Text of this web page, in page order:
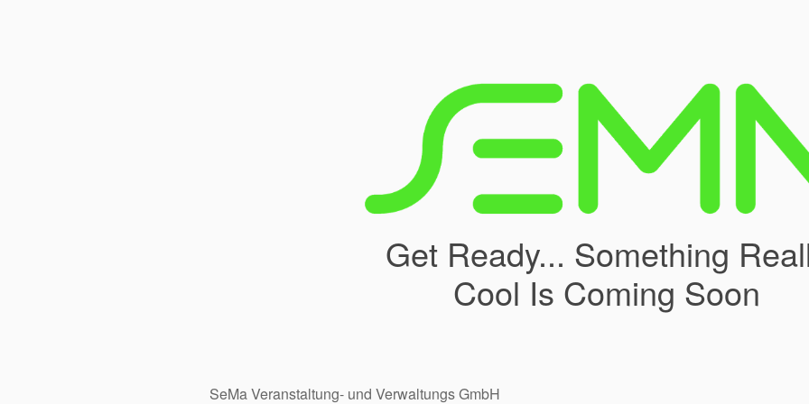
Get Ready... Something
Cool Is Coming Soon
SeMa Veranstaltung- und Verwaltungs GmbH